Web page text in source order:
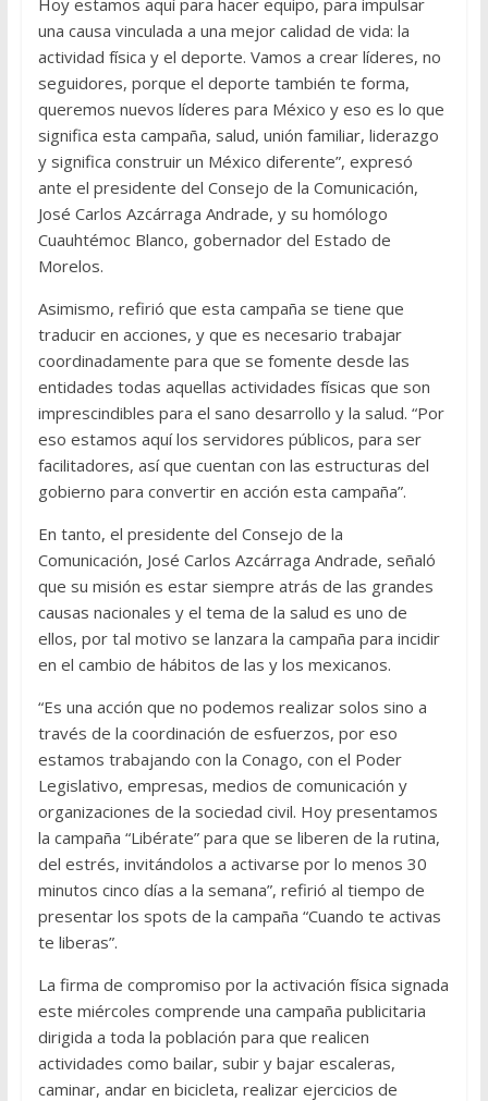
Hoy estamos aquí para hacer equipo, para impulsar
una causa vinculada a una mejor calidad de vida: la
actividad física y el deporte. Vamos a crear líderes, no
seguidores, porque el deporte también te forma,
queremos nuevos líderes para México y eso es lo que
significa esta campaña, salud, unión familiar, liderazgo
y significa construir un México diferente”, expresó
ante el presidente del Consejo de la Comunicación,
José Carlos Azcárraga Andrade, y su homólogo
Cuauhtémoc Blanco, gobernador del Estado de
Morelos.
Asimismo, refirió que esta campaña se tiene que
traducir en acciones, y que es necesario trabajar
coordinadamente para que se fomente desde las
entidades todas aquellas actividades físicas que son
imprescindibles para el sano desarrollo y la salud. “Por
eso estamos aquí los servidores públicos, para ser
facilitadores, así que cuentan con las estructuras del
gobierno para convertir en acción esta campaña”.
En tanto, el presidente del Consejo de la
Comunicación, José Carlos Azcárraga Andrade, señaló
que su misión es estar siempre atrás de las grandes
causas nacionales y el tema de la salud es uno de
ellos, por tal motivo se lanzara la campaña para incidir
en el cambio de hábitos de las y los mexicanos.
“Es una acción que no podemos realizar solos sino a
través de la coordinación de esfuerzos, por eso
estamos trabajando con la Conago, con el Poder
Legislativo, empresas, medios de comunicación y
organizaciones de la sociedad civil. Hoy presentamos
la campaña “Libérate” para que se liberen de la rutina,
del estrés, invitándolos a activarse por lo menos 30
minutos cinco días a la semana”, refirió al tiempo de
presentar los spots de la campaña “Cuando te activas
te liberas”.
La firma de compromiso por la activación física signada
este miércoles comprende una campaña publicitaria
dirigida a toda la población para que realicen
actividades como bailar, subir y bajar escaleras,
caminar, andar en bicicleta, realizar ejercicios de